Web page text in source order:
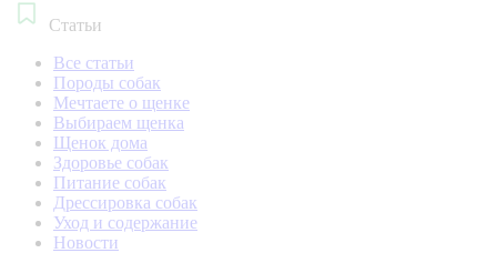
Статьи
Все статьи
Породы собак
Мечтаете о щенке
Выбираем щенка
Щенок дома
Здоровье собак
Питание собак
Дрессировка собак
Уход и содержание
Новости